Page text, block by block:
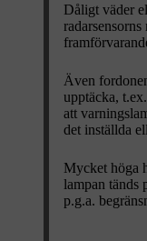
Dåligt väder
Även
upptäcka,
att
det inställda
Mycket höga
lampan tänds
p.g.a.